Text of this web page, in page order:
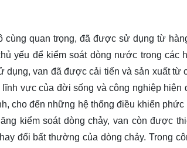
quan trọng, đã được sử dụng từ
yếu để kiểm soát dòng nước trong các
dụng, van đã được cải tiến và sản xuất từ
vực của đời sống và công nghiệp hiện
cho đến những hệ thống điều khiển phức
kiểm soát dòng chảy, van còn được
đổi bất thường của dòng chảy. Trong